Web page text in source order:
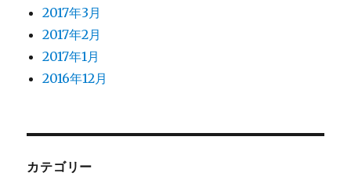
2017年3月
2017年2月
2017年1月
2016年12月
カテゴリー